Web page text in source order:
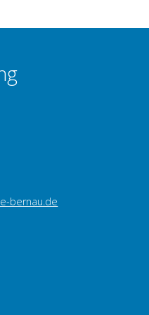
bernau.de